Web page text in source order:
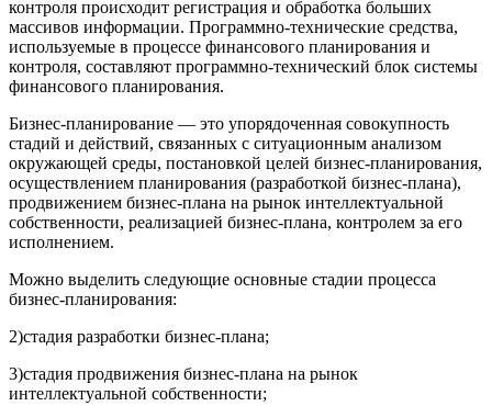
контроля происходит регистрация и обработка больших
массивов информации. Программно-технические средства,
используемые в процессе финансового планирования и
контроля, составляют программно-технический блок системы
финансового планирования.
Бизнес-планирование — это упорядоченная совокупность
стадий и действий, связанных с ситуационным анализом
окружающей среды, постановкой целей бизнес-планирования,
осуществлением планирования (разработкой бизнес-плана),
продвижением бизнес-плана на рынок интеллектуальной
собственности, реализацией бизнес-плана, контролем за его
исполнением.
Можно выделить следующие основные стадии процесса
бизнес-планирования:
2)стадия разработки бизнес-плана;
3)стадия продвижения бизнес-плана на рынок
интеллектуальной собственности;